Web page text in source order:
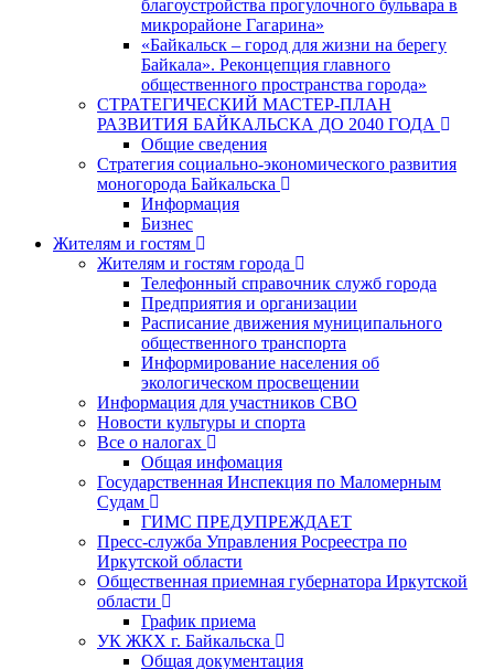
благоустройства прогулочного бульвара в
микрорайоне Гагарина»
«Байкальск – город для жизни на берегу
Байкала». Реконцепция главного
общественного пространства города»
СТРАТЕГИЧЕСКИЙ МАСТЕР-ПЛАН
РАЗВИТИЯ БАЙКАЛЬСКА ДО 2040 ГОДА
Общие сведения
Стратегия социально-экономического развития
моногорода Байкальска
Информация
Бизнес
Жителям и гостям
Жителям и гостям города
Телефонный справочник служб города
Предприятия и организации
Расписание движения муниципального
общественного транспорта
Информирование населения об
экологическом просвещении
Информация для участников СВО
Новости культуры и спорта
Все о налогах
Общая инфомация
Государственная Инспекция по Маломерным
Судам
ГИМС ПРЕДУПРЕЖДАЕТ
Пресс-служба Управления Росреестра по
Иркутской области
Общественная приемная губернатора Иркутской
области
График приема
УК ЖКХ г. Байкальска
Общая документация